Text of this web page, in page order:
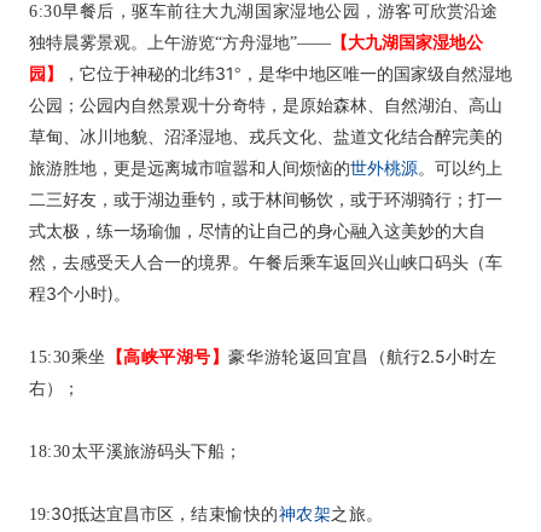
6:30早餐后，驱车前往大九湖国家湿地公园，游客可欣赏沿途
独特晨雾景观。上午游览“方舟湿地”—— 【大九湖国家湿地公
园】
，它位于神秘的北纬31°，是华中地区唯一的国家级自然湿地
公园；公园内自然景观十分奇特，是原始森林、自然湖泊、高山
草甸、冰川地貌、沼泽湿地、戎兵文化、盐道文化结合醉完美的
旅游胜地，更是远离城市喧嚣和人间烦恼的世外桃源。可以约上
二三好友，或于湖边垂钓，或于林间畅饮，或于环湖骑行；打一
式太极，练一场瑜伽，尽情的让自己的身心融入这美妙的大自
然，去感受天人合一的境界。午餐后乘车返回兴山峡口码头（车
程3个小时) 。
15:30乘坐 【高峡平湖号】豪华游轮返回宜昌 （航行2.5小时左
右）
；
18:30太平溪旅游码头下船；
19:30抵达宜昌市区， 结束愉快的神农架之旅。